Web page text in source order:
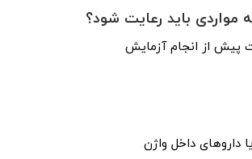
باید رعایت شود؟
داروهای داخل واژن